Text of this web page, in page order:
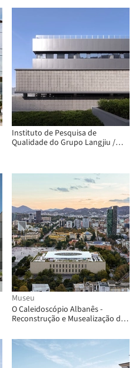
Instituto de Pesquisa de
Qualidade do Grupo Langjiu /
Museu
O Caleidoscópio Albanês -
Reconstrução e Musealização do
Casanova + Hernandez Architects